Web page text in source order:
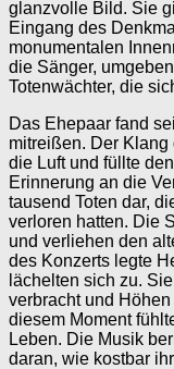
glanzvolle Bild. Sie
Eingang des
monumentalen
die Sänger,
Totenwächter, die
Das Ehepaar fand
mitreißen. Der
die Luft und füllte
Erinnerung an die
tausend Toten dar,
verloren hatten. Die
und verliehen den
des Konzerts legte
lächelten sich zu.
verbracht und
diesem Moment
Leben. Die Musik
daran, wie kostbar